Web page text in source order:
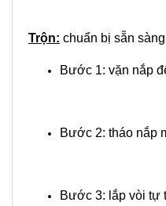
Trộn: chuẩn bị sẵn
Bước 1: vặn nắp
Bước 2: tháo nắp
Bước 3: lắp vòi tự